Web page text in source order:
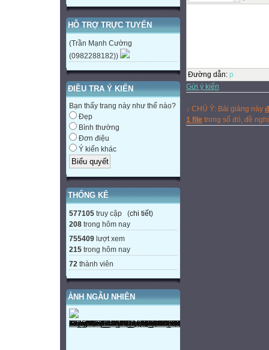
HỖ TRỢ TRỰC TUYẾN
(Trần Mạnh Cường
(0982288182))
ĐIỀU TRA Ý KIẾN
Bạn thấy trang này như thế nào?
Đẹp
Bình thường
Đơn điệu
Ý kiến khác
THỐNG KÊ
577105 truy cập (chi tiết)
208 trong hôm nay
755409 lượt xem
215 trong hôm nay
72 thành viên
ẢNH NGẪU NHIÊN
Đường dẫn: p
Gửi ý kiến
↓ CHÚ Ý: Bài giảng này
1 file trong số đó, đề